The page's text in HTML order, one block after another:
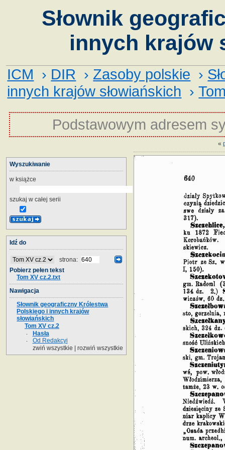
Słownik
innych krajów
ICM › DIR › Zasoby polskie ›
innych krajów słowiańskich ›
Podstawowym adresem
«
Wyszukiwanie
w książce
szukaj w całej serii
Idź do
strona:
Pobierz pełen tekst
Tom XV cz.2.txt
Nawigacja
Słownik geograficzny Królestwa
Polskiego i innych krajów
słowiańskich
Tom XV cz.2
Hasła
Od Redakcyi
zwiń wszystkie
rozwiń wszystkie